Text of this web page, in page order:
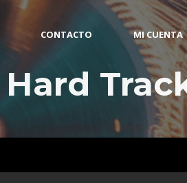
CONTACTO MI CUENTA
Hard